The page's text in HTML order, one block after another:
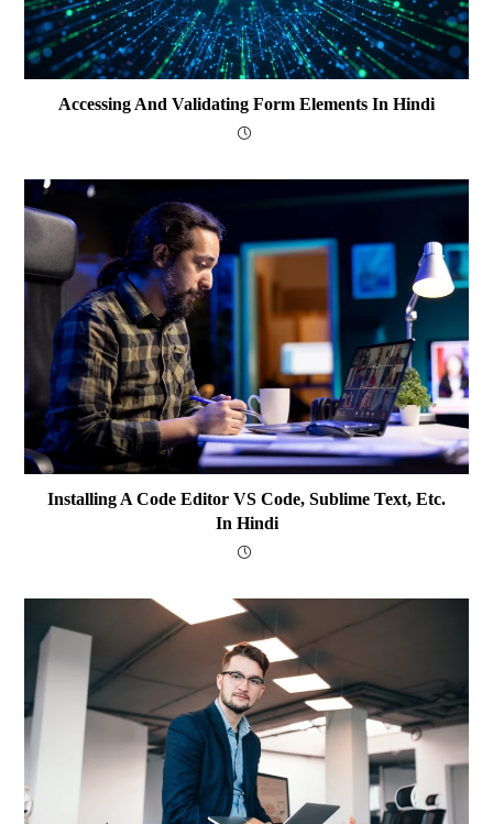
Accessing And Validating Form Elements In Hindi
Installing A Code Editor VS Code, Sublime Text, Etc.
In Hindi